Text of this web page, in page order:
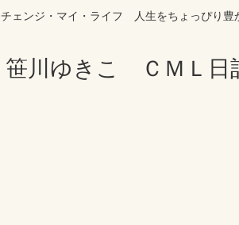
チェンジ・マイ・ライフ 人生をちょっぴり豊
笹川ゆきこ ＣＭＬ日